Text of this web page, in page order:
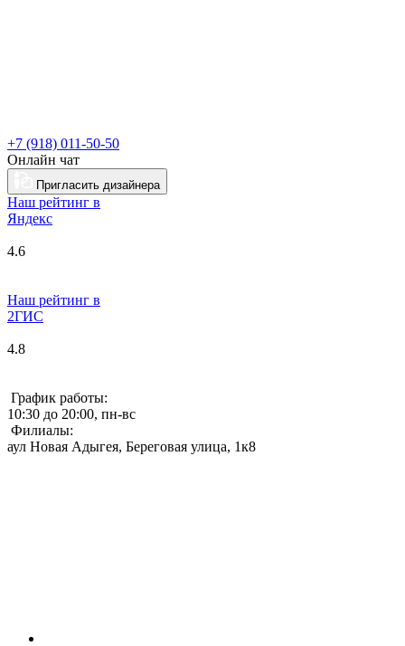
+7 (918) 011-50-50
Онлайн чат
Пригласить дизайнера
Наш рейтинг в
Яндекс
4.6
Наш рейтинг в
2ГИС
4.8
График работы:
10:30 до 20:00, пн-вс
Филиалы:
аул Новая Адыгея, Береговая улица, 1к8